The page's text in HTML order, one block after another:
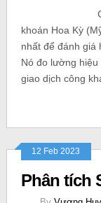
khoán Hoa Kỳ
nhất để đánh giá
Nó đo lường
giao dịch công
12 Feb 2023
Phân tích